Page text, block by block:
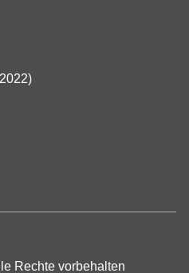
Rechte vorbehalten